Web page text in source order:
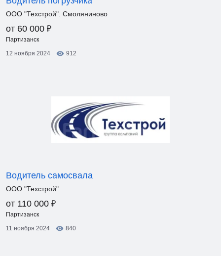
ООО "Техстрой". Смоляниново
от 60 000 ₽
Партизанск
12 ноября 2024
912
Водитель самосвала
ООО "Техстрой"
от 110 000 ₽
Партизанск
11 ноября 2024
840